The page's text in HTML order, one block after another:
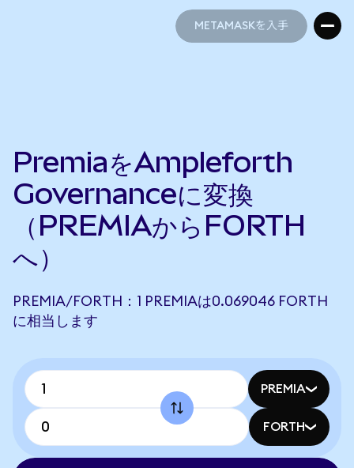
METAMASKを入手
PremiaをAmpleforth
Governanceに変換
（PREMIAからFORTH
へ）
PREMIA/FORTH：1 PREMIAは0.069046 FORTH
に相当します
PREMIA
FORTH